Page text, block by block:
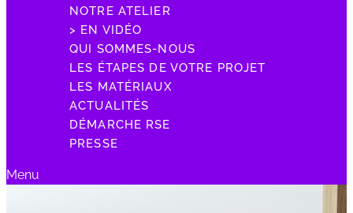
NOTRE ATELIER
> EN VIDÉO
QUI SOMMES-NOUS
LES ÉTAPES DE VOTRE PROJET
LES MATÉRIAUX
ACTUALITÉS
DÉMARCHE RSE
PRESSE
Menu